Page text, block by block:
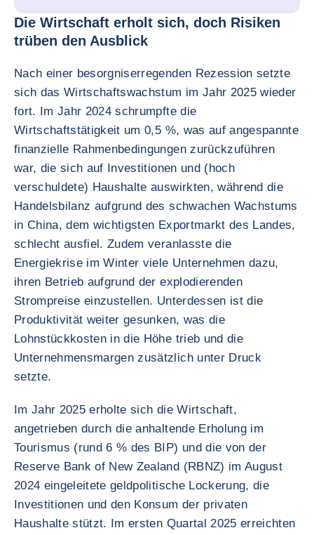
Die Wirtschaft erholt sich, doch Risiken
trüben den Ausblick
Nach einer besorgniserregenden Rezession setzte
sich das Wirtschaftswachstum im Jahr 2025 wieder
fort. Im Jahr 2024 schrumpfte die
Wirtschaftstätigkeit um 0,5 %, was auf angespannte
finanzielle Rahmenbedingungen zurückzuführen
war, die sich auf Investitionen und (hoch
verschuldete) Haushalte auswirkten, während die
Handelsbilanz aufgrund des schwachen Wachstums
in China, dem wichtigsten Exportmarkt des Landes,
schlecht ausfiel. Zudem veranlasste die
Energiekrise im Winter viele Unternehmen dazu,
ihren Betrieb aufgrund der explodierenden
Strompreise einzustellen. Unterdessen ist die
Produktivität weiter gesunken, was die
Lohnstückkosten in die Höhe trieb und die
Unternehmensmargen zusätzlich unter Druck
setzte.
Im Jahr 2025 erholte sich die Wirtschaft,
angetrieben durch die anhaltende Erholung im
Tourismus (rund 6 % des BIP) und die von der
Reserve Bank of New Zealand (RBNZ) im August
2024 eingeleitete geldpolitische Lockerung, die
Investitionen und den Konsum der privaten
Haushalte stützt. Im ersten Quartal 2025 erreichten